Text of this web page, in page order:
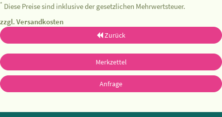
* Diese Preise sind inklusive der gesetzlichen Mehrwertsteuer.
zzgl. Versandkosten
Zurück
Merkzettel
Anfrage